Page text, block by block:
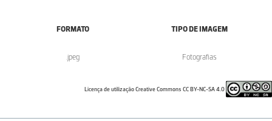
FORMATO
.jpeg
TIPO DE IMAGEM
Fotografias
Licença de utilização Creative Commons CC BY-NC-SA 4.0